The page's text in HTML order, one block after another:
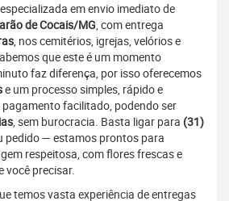
em envio imediato de
de Cocais/MG, com entrega
, nos cemitérios, igrejas, velórios e
que este é um momento
faz diferença, por isso oferecemos
e um processo simples, rápido e
facilitado, podendo ser
, sem burocracia. Basta ligar para (31)
pedido — estamos prontos para
respeitosa, com flores frescas e
você precisar.
temos vasta experiência de entregas